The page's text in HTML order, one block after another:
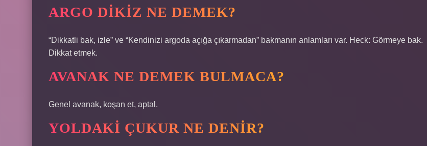
ARGO DIKIZ NE DEMEK?
“Dikkatli bak, izle” ve “Kendinizi argoda açığa çıkarmadan” bakmanın anlamları var. Heck: Görmeye bak.
Dikkat etmek.
AVANAK NE DEMEK BULMACA?
Genel avanak, koşan et, aptal.
YOLDAKI ÇUKUR NE DENIR?